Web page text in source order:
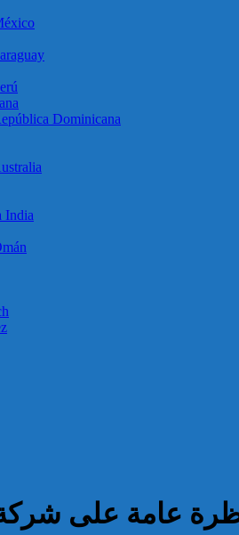
Dominicana
India
عامة على شركة